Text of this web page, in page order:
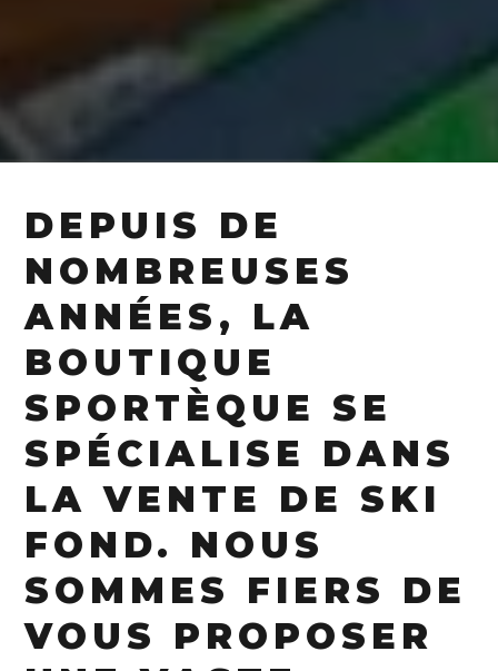
DEPUIS DE
NOMBREUSES
ANNÉES, LA
BOUTIQUE
SPORTÈQUE SE
SPÉCIALISE DANS
LA VENTE DE SKI
FOND. NOUS
SOMMES FIERS DE
VOUS PROPOSER